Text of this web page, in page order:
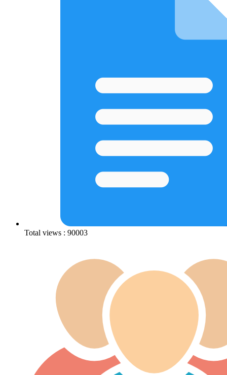
Total views : 90003